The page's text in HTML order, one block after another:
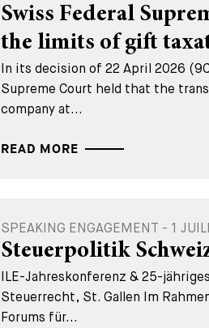
Swiss Federal
the limits of gift
In its decision of 22 April 2026
Supreme Court held that the
company at...
READ MORE
SPEAKING ENGAGEMENT - 1
Steuerpolitik
ILE-Jahreskonferenz & 25-
Steuerrecht, St. Gallen Im
Forums für...